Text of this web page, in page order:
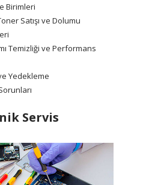
Birimleri
Satışı ve Dolumu
Temizliği ve Performans
Yedekleme
Servis